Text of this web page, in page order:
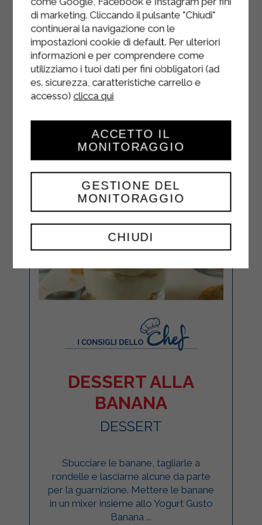
poi decorare tutto con una glassa di
zucchero preparata mescolando 200
g di zucchero a velo con circa 4-5
cucchiai di acqua.
DESSERT ALLA
BANANA
DESSERT
Sbucciare le banane, tagliarle a
rondelle e lasciarne alcune da parte
per la guarnizione. Mettere le banane
in un mixer insieme allo Yogurt Gusto
Banana ...
di marketing. Cliccando il pulsante "Chiudi"
continuerai la navigazione con le
impostazioni cookie di default. Per ulteriori
informazioni e per comprendere come
utilizziamo i tuoi dati per fini obbligatori (ad
es. sicurezza, caratteristiche carrello e
accesso) clicca qui
CHIUDI
GESTIONE DEL
MONITORAGGIO
ACCETTO IL
MONITORAGGIO